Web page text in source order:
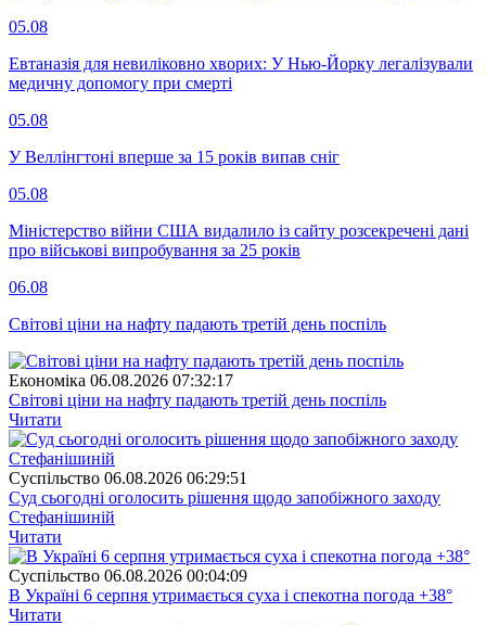
05.08
Евтаназія для невиліковно хворих: У Нью-Йорку легалізували
медичну допомогу при смерті
05.08
У Веллінгтоні вперше за 15 років випав сніг
05.08
Міністерство війни США видалило із сайту розсекречені дані
про військові випробування за 25 років
06.08
Світові ціни на нафту падають третій день поспіль
Економіка 06.08.2026 07:32:17
Світові ціни на нафту падають третій день поспіль
Читати
Суспiльство 06.08.2026 06:29:51
Суд сьогодні оголосить рішення щодо запобіжного заходу
Стефанішиній
Читати
Суспiльство 06.08.2026 00:04:09
В Україні 6 серпня утримається суха і спекотна погода +38°
Читати